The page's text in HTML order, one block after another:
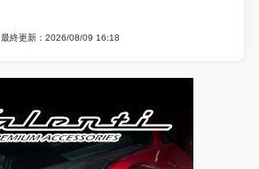
最終更新：2026/08/09 16:18